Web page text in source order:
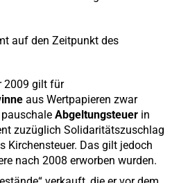
auf den Zeitpunkt des
2009 gilt für
aus Wertpapieren zwar
Abgeltungsteuer in
zuzüglich Solidaritätszuschlag
Kirchensteuer. Das gilt jedoch
nach 2008 erworben wurden.